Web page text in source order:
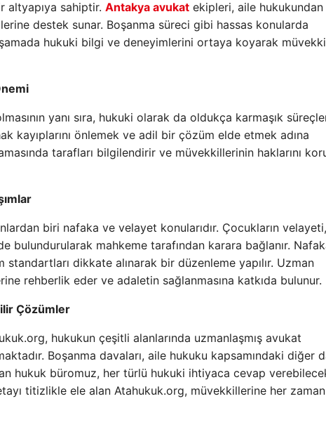
altyapıya sahiptir. Antakya avukat ekipleri, aile
destek sunar. Boşanma süreci gibi hassas konularda
hukuki bilgi ve deneyimlerini ortaya koyarak
yanı sıra, hukuki olarak da oldukça karmaşık
kayıplarını önlemek ve adil bir çözüm elde etmek adına
tarafları bilgilendirir ve müvekkillerinin haklarını
biri nafaka ve velayet konularıdır. Çocukların velayeti,
bulundurularak mahkeme tarafından karara bağlanır.
dikkate alınarak bir düzenleme yapılır. Uzman
rehberlik eder ve adaletin sağlanmasına katkıda bulunur.
Çözümler
hukukun çeşitli alanlarında uzmanlaşmış avukat
Boşanma davaları, aile hukuku kapsamındaki diğer
hukuk büromuz, her türlü hukuki ihtiyaca cevap
titizlikle ele alan Atahukuk.org, müvekkillerine her zaman